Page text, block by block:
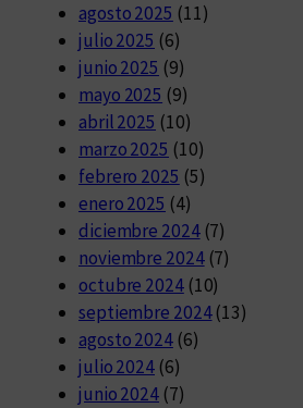
agosto 2025 (11)
julio 2025 (6)
junio 2025 (9)
mayo 2025 (9)
abril 2025 (10)
marzo 2025 (10)
febrero 2025 (5)
enero 2025 (4)
diciembre 2024(7)
noviembre 2024(7)
octubre 2024(10)
septiembre 2024(13)
agosto 2024(6)
julio 2024 (6)
junio 2024 (7)